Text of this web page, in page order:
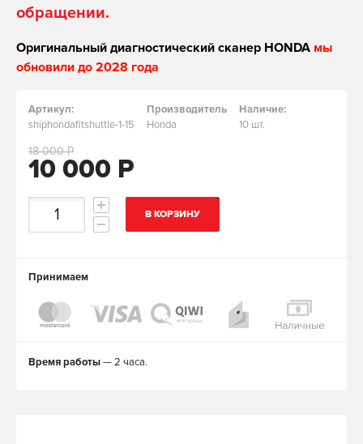
обращении.
Оригинальный диагностический сканер HONDA мы
обновили до 2028 года
Артикул:
shiphondafitshuttle-1-15
Производитель
Honda
Наличие:
10 шт.
10 000 Р
18 000 Р
В КОРЗИНУ
Принимаем
Время работы— 2 часа.